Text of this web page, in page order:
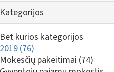
Kategorijos
Bet kurios kategorijos
2019 (76)
Mokesčių pakeitimai (74)